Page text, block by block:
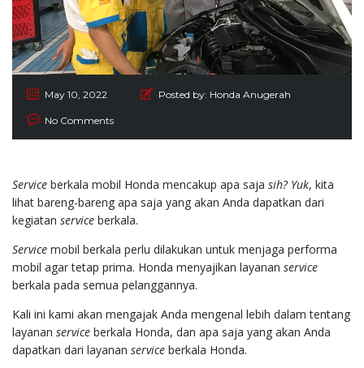
May 10, 2022 Posted by: Honda Anugerah
No Comments
Service berkala mobil Honda mencakup apa saja sih? Yuk, kita
lihat bareng-bareng apa saja yang akan Anda dapatkan dari
kegiatan service berkala.
Service mobil berkala perlu dilakukan untuk menjaga performa
mobil agar tetap prima. Honda menyajikan layanan service
berkala pada semua pelanggannya.
Kali ini kami akan mengajak Anda mengenal lebih dalam tentang
layanan service berkala Honda, dan apa saja yang akan Anda
dapatkan dari layanan service berkala Honda.